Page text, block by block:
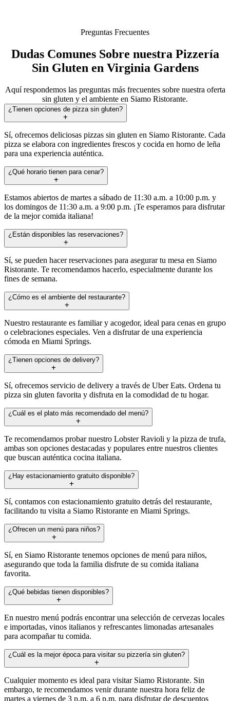
Preguntas Frecuentes
Dudas Comunes Sobre nuestra Pizzería
Sin Gluten en Virginia Gardens
Aquí respondemos las preguntas más frecuentes sobre nuestra oferta
sin gluten y el ambiente en Siamo Ristorante.
¿Tienen opciones de pizza sin gluten?
Sí, ofrecemos deliciosas pizzas sin gluten en Siamo Ristorante. Cada
pizza se elabora con ingredientes frescos y cocida en horno de leña
para una experiencia auténtica.
¿Qué horario tienen para cenar?
Estamos abiertos de martes a sábado de 11:30 a.m. a 10:00 p.m. y
los domingos de 11:30 a.m. a 9:00 p.m. ¡Te esperamos para disfrutar
de la mejor comida italiana!
¿Están disponibles las reservaciones?
Sí, se pueden hacer reservaciones para asegurar tu mesa en Siamo
Ristorante. Te recomendamos hacerlo, especialmente durante los
fines de semana.
¿Cómo es el ambiente del restaurante?
Nuestro restaurante es familiar y acogedor, ideal para cenas en grupo
o celebraciones especiales. Ven a disfrutar de una experiencia
cómoda en Miami Springs.
¿Tienen opciones de delivery?
Sí, ofrecemos servicio de delivery a través de Uber Eats. Ordena tu
pizza sin gluten favorita y disfruta en la comodidad de tu hogar.
¿Cuál es el plato más recomendado del menú?
Te recomendamos probar nuestro Lobster Ravioli y la pizza de trufa,
ambas son opciones destacadas y populares entre nuestros clientes
que buscan auténtica cocina italiana.
¿Hay estacionamiento gratuito disponible?
Sí, contamos con estacionamiento gratuito detrás del restaurante,
facilitando tu visita a Siamo Ristorante en Miami Springs.
¿Ofrecen un menú para niños?
Sí, en Siamo Ristorante tenemos opciones de menú para niños,
asegurando que toda la familia disfrute de su comida italiana
favorita.
¿Qué bebidas tienen disponibles?
En nuestro menú podrás encontrar una selección de cervezas locales
e importadas, vinos italianos y refrescantes limonadas artesanales
para acompañar tu comida.
¿Cuál es la mejor época para visitar su pizzería sin gluten?
Cualquier momento es ideal para visitar Siamo Ristorante. Sin
embargo, te recomendamos venir durante nuestra hora feliz de
martes a viernes de 3 p.m. a 6 p.m. para disfrutar de descuentos